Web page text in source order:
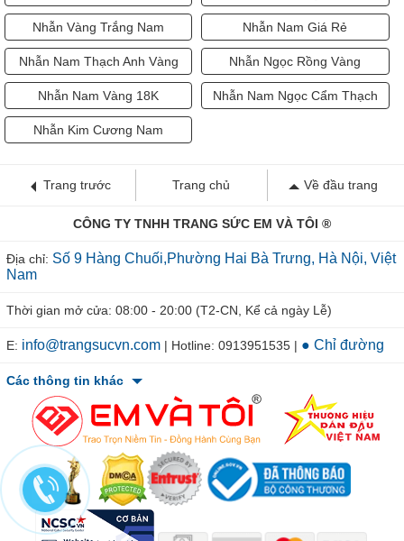
Nhẫn Vàng Trắng Nam Nhẫn Nam Giá Rẻ
Nhẫn Nam Thạch Anh Vàng Nhẫn Ngọc Rồng Vàng
Nhẫn Nam Vàng 18K Nhẫn Nam Ngọc Cẩm Thạch
Nhẫn Kim Cương Nam
Trang trước Trang chủ Về đầu trang
CÔNG TY TNHH TRANG SỨC EM VÀ TÔI ®
Địa chỉ: Số 9 Hàng Chuối,Phường Hai Bà Trưng, Hà Nội, Việt
Nam
Thời gian mở cửa: 08:00 - 20:00 (T2-CN, Kể cả ngày Lễ)
E: info@trangsucvn.com | Hotline: 0913951535 | ● Chỉ đường
Các thông tin khác